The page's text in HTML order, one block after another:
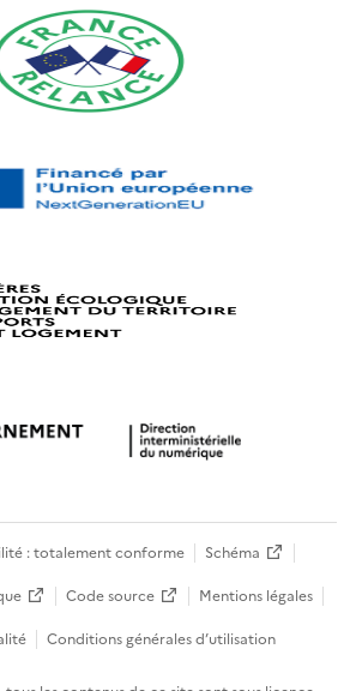
: totalement conforme
Schéma
Code source
Mentions légales
Conditions générales d’utilisation